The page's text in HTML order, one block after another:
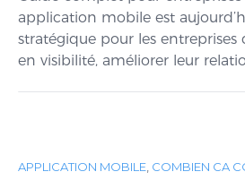
application mobile est
stratégique pour les entreprises
en visibilité, améliorer leur
APPLICATION MOBILE, COMBIEN CA